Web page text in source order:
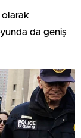
olarak
da geniş